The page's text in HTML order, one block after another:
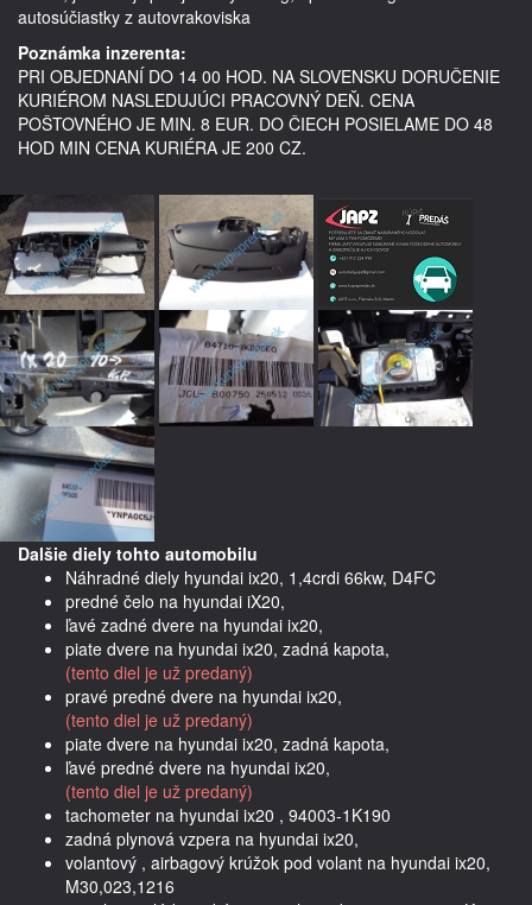
autosúčiastky z autovrakoviska
Poznámka inzerenta:
PRI OBJEDNANÍ DO 14 00 HOD. NA SLOVENSKU DORUČENIE
KURIÉROM NASLEDUJÚCI PRACOVNÝ DEŇ. CENA
POŠTOVNÉHO JE MIN. 8 EUR. DO ČIECH POSIELAME DO 48
HOD MIN CENA KURIÉRA JE 200 CZ.
Dalšie diely tohto automobilu
Náhradné diely hyundai ix20, 1,4crdi 66kw, D4FC
predné čelo na hyundai iX20,
ľavé zadné dvere na hyundai ix20,
piate dvere na hyundai ix20, zadná kapota,
(tento diel je už predaný)
pravé predné dvere na hyundai ix20,
(tento diel je už predaný)
piate dvere na hyundai ix20, zadná kapota,
ľavé predné dvere na hyundai ix20,
(tento diel je už predaný)
tachometer na hyundai ix20 , 94003-1K190
zadná plynová vzpera na hyundai ix20,
volantový , airbagový krúžok pod volant na hyundai ix20,
M30,023,1216